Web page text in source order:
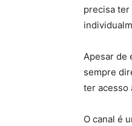
precisa ter
Apesar de
sempre
ter acesso
O canal é